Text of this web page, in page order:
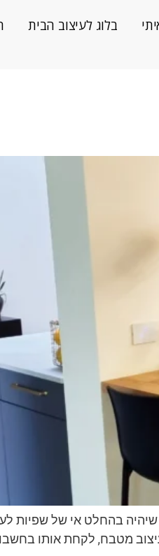
בלוג לעיצוב הבית
שיהיה בהחלט אי של שפיות
מטבח, לקחת אותו